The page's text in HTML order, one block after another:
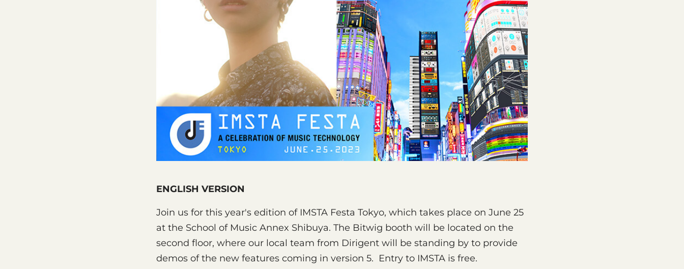
ENGLISH VERSION
Join us for this year's edition of IMSTA Festa Tokyo, which takes place on June 25
at the School of Music Annex Shibuya. The Bitwig booth will be located on the
second floor, where our local team from Dirigent will be standing by to provide
demos of the new features coming in version 5. Entry to IMSTA is free.